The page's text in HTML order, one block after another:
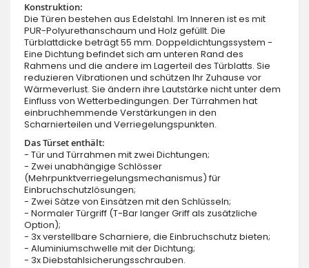
Konstruktion:
Die Türen bestehen aus Edelstahl. Im Inneren ist es mit
PUR-Polyurethanschaum und Holz gefüllt. Die
Türblattdicke beträgt 55 mm. Doppeldichtungssystem -
Eine Dichtung befindet sich am unteren Rand des
Rahmens und die andere im Lagerteil des Türblatts. Sie
reduzieren Vibrationen und schützen Ihr Zuhause vor
Wärmeverlust. Sie ändern ihre Lautstärke nicht unter dem
Einfluss von Wetterbedingungen. Der Türrahmen hat
einbruchhemmende Verstärkungen in den
Scharnierteilen und Verriegelungspunkten.
Das Türset enthält:
- Tür und Türrahmen mit zwei Dichtungen;
- Zwei unabhängige Schlösser
(Mehrpunktverriegelungsmechanismus) für
Einbruchschutzlösungen;
- Zwei Sätze von Einsätzen mit den Schlüsseln;
- Normaler Türgriff (T-Bar langer Griff als zusätzliche
Option);
- 3x verstellbare Scharniere, die Einbruchschutz bieten;
- Aluminiumschwelle mit der Dichtung;
- 3x Diebstahlsicherungsschrauben.